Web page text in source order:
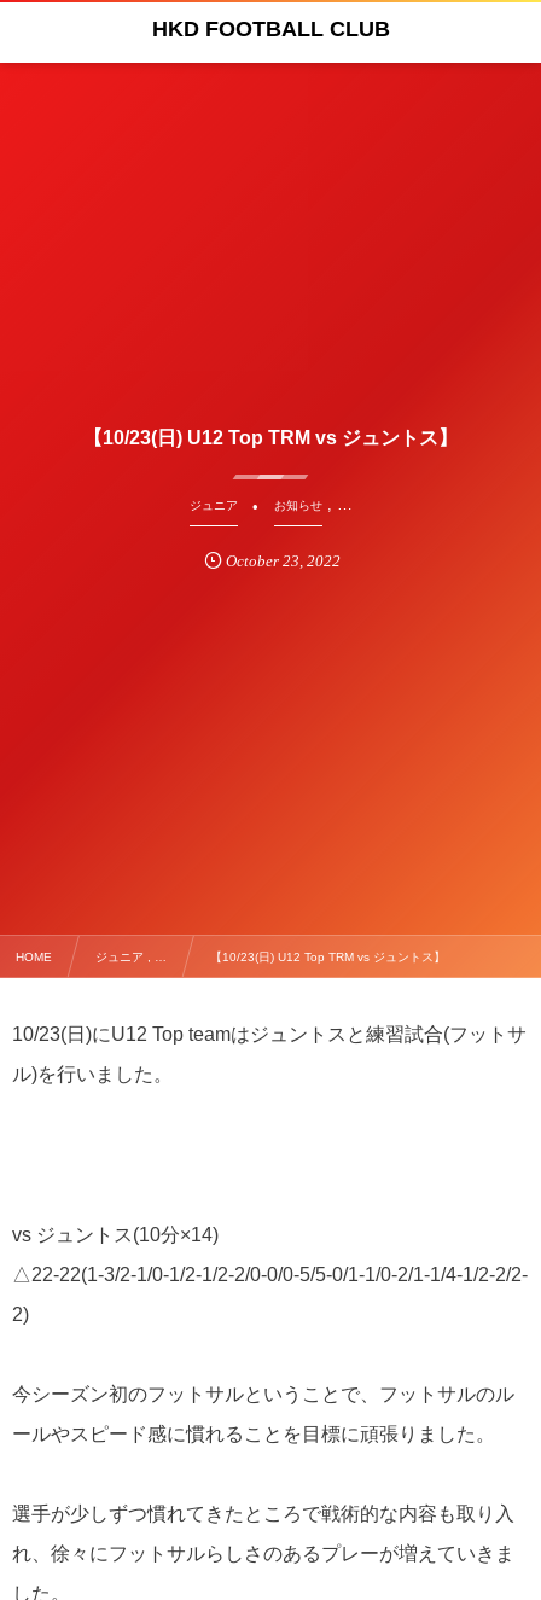
HKD FOOTBALL CLUB
【10/23(日) U12 Top TRM vs ジュントス】
ジュニア お知らせ, …
October 23,2022
HOME ジュニア , … 【10/23(日) U12 Top TRM vs ジュントス】
10/23(日)にU12 Top teamはジュントスと練習試合(フットサ
ル)を行いました。
vs ジュントス(10分×14)
△22-22(1-3/2-1/0-1/2-1/2-2/0-0/0-5/5-0/1-1/0-2/1-1/4-1/2-2/2-
2)
今シーズン初のフットサルということで、フットサルのル
ールやスピード感に慣れることを目標に頑張りました。
選手が少しずつ慣れてきたところで戦術的な内容も取り入
れ、徐々にフットサルらしさのあるプレーが増えていきま
した。